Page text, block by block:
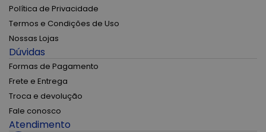
Política de Privacidade
Termos e Condições de Uso
Nossas Lojas
Dúvidas
Formas de Pagamento
Frete e Entrega
Troca e devolução
Fale conosco
Atendimento